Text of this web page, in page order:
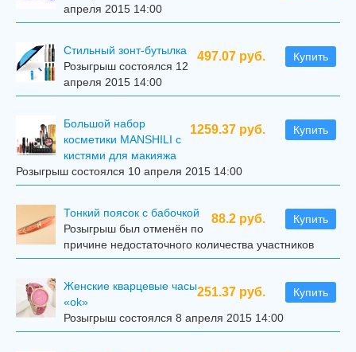
апреля 2015 14:00
497.07 руб. Купить
Стильный зонт-бутылка
Розыгрыш состоялся 12
апреля 2015 14:00
1259.37 руб. Купить
Большой набор
косметики MANSHILI с
кистями для макияжа
Розыгрыш состоялся 10 апреля 2015 14:00
88.2 руб. Купить
Тонкий поясок с бабочкой
Розыгрыш был отменён по
причине недостаточного количества участников
251.37 руб. Купить
Женские кварцевые часы
«ok»
Розыгрыш состоялся 8 апреля 2015 14:00